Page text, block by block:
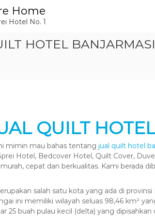
Home
Hotel No. 1
HOTEL
QUILT
mimin mau bahas tentang jual quilt hotel
Hotel, Bedcover Hotel, Quilt Cover,
cepat dan berkualitas. Kami berada
salah satu kota yang ada di
ini memiliki wilayah seluas 98,46 km²
25 buah pulau kecil (delta) yang